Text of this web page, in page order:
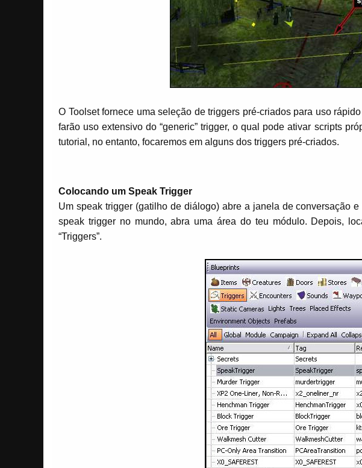
O Toolset fornece uma seleção de triggers pré-criados para uso
farão uso extensivo do “generic” trigger, o qual pode ativar scripts
tutorial, no entanto, focaremos em alguns dos triggers pré-criados.
Colocando um Speak Trigger
Um speak trigger (gatilho de diálogo) abre a janela de conversação
speak trigger no mundo, abra uma área do teu módulo. Depois,
“Triggers”.